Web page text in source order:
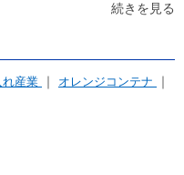
トレージプラス合同会社
ィー
ルート株式会社
株式会社
続きを見る
れ産業
オレンジコンテナ